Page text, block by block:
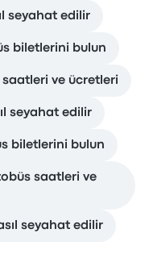
seyahat edilir
biletlerini bulun
saatleri ve ücretleri
seyahat edilir
biletlerini bulun
saatleri ve
seyahat edilir